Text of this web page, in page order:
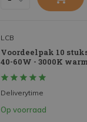
LCB
Voordeelpak 10
40-60W - 3000K
Deliverytime
Op voorraad